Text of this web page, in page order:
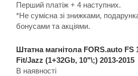
Перший платіж + 4 наступних.
*Не сумісна зі знижками,
бонусами та акціями.
Штатна магнітола FORS.auto
Fit/Jazz (1+32Gb, 10"\;) 2013-2015
В наявності